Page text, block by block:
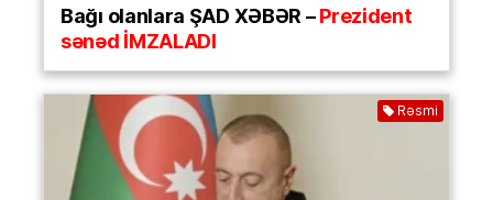
Bağı olanlara ŞAD XƏBƏR –Prezident
sənəd İMZALADI
Rəsmi